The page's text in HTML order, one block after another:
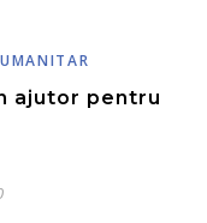
UMANITAR
ajutor pentru